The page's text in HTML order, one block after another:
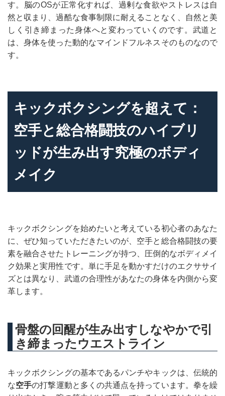
す。脳のOSが正常化すれば、過剰な食欲やストレスは自
然と収まり、過酷な食事制限に耐えることなく、自然と美
しく引き締まった身体へと変わっていくのです。武道と
は、身体を使った動的なマインドフルネスそのものなので
す。
キックボクシングを超えて：
空手と総合格闘技のハイブリ
ッドが生み出す究極のボディ
メイク
キックボクシングを始めたいと考えている初心者のあなた
に、ぜひ知っていただきたいのが、空手と総合格闘技の要
素を融合させたトレーニングが持つ、圧倒的なボディメイ
ク効果と実用性です。単に手足を動かすだけのエクササイ
ズとは異なり、武道の合理性があなたの身体を内側から変
革します。
骨盤の回醒が生み出すしなやかで引
き締まったウエストライン
キックボクシングの基本であるパンチやキックは、伝統的
な空手の打撃運動と多くの共通点を持っています。拳を繰